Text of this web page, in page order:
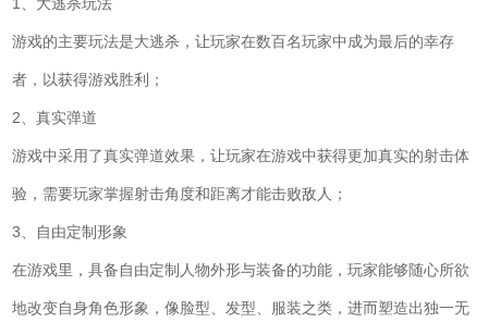
游戏的主要玩法是大逃杀，让玩家在数百名玩家中成为最后的幸存
者，以获得游戏胜利；
2、真实弹道
游戏中采用了真实弹道效果，让玩家在游戏中获得更加真实的射击体
验，需要玩家掌握射击角度和距离才能击败敌人；
3、自由定制形象
在游戏里，具备自由定制人物外形与装备的功能，玩家能够随心所欲
地改变自身角色形象，像脸型、发型、服装之类，进而塑造出独一无